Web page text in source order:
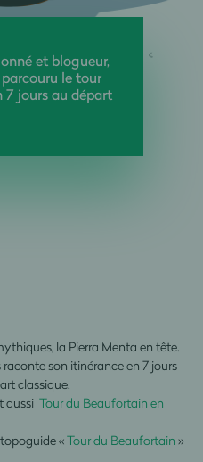
et blogueur,
le tour
jours au départ
la Pierra Menta en tête.
son itinérance en 7 jours
classique.
aussi Tour du Beaufortain en
«Tour du Beaufortain »